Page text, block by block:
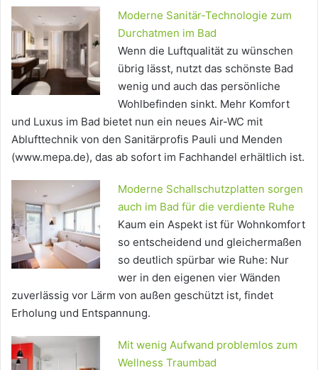
Moderne Sanitär-Technologie zum
Durchatmen im Bad
Wenn die Luftqualität zu wünschen
übrig lässt, nutzt das schönste Bad
wenig und auch das persönliche
Wohlbefinden sinkt. Mehr Komfort
und Luxus im Bad bietet nun ein neues Air-WC mit
Ablufttechnik von den Sanitärprofis Pauli und Menden
(www.mepa.de), das ab sofort im Fachhandel erhältlich ist.
Moderne Schallschutzplatten sorgen
auch im Bad für die verdiente Ruhe
Kaum ein Aspekt ist für Wohnkomfort
so entscheidend und gleichermaßen
so deutlich spürbar wie Ruhe: Nur
wer in den eigenen vier Wänden
zuverlässig vor Lärm von außen geschützt ist, findet
Erholung und Entspannung.
Mit wenig Aufwand problemlos zum
Wellness Traumbad